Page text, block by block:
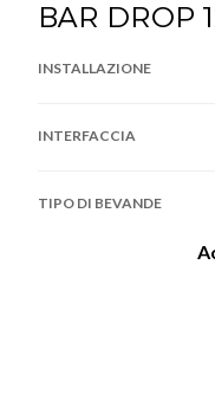
BAR DROP
INSTALLAZIONE
INTERFACCIA
TIPO DI BEVANDE